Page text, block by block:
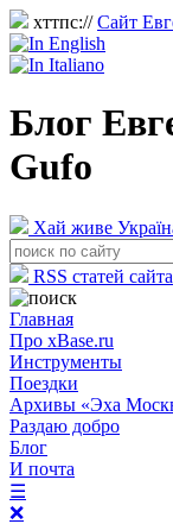
хттпс://Сайт
Блог
Gufo
Хай живе
RSS статей сайта
Главная
Про xBase.ru
Инструменты
Поездки
Архивы «Эха
Раздаю добро
Блог
И почта
☰
❌